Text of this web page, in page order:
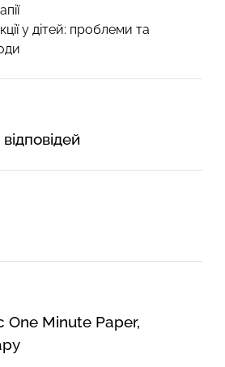
у дітей: проблеми та
One Minute Paper,